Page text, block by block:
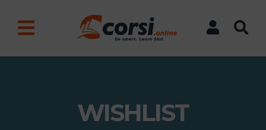
WISHLIST